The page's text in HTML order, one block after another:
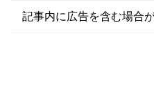
記事内に広告を含む場合